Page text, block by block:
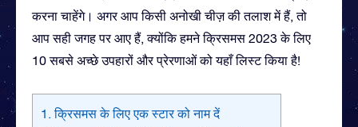
करना चाहेंगे। अगर आप किसी अनोखी चीज़ की तलाश में हैं, तो
आप सही जगह पर आए हैं, क्योंकि हमने क्रिसमस 2023 के लिए
10 सबसे अच्छे उपहारों और प्रेरणाओं को यहाँ लिस्ट किया है!
1. क्रिसमस के लिए एक स्टार को नाम दें